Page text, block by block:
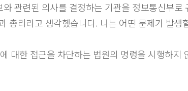
관련된 의사를 결정하는 기관을 정보통신부로
총리라고 생각했습니다. 나는 어떤 문제가 발생
대한 접근을 차단하는 법원의 명령을 시행하지